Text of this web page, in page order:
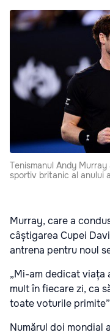
Tenismanul Andy
sportiv britanic al anului
Murray, care a
câștigarea Cupei
antrena pentru noul
„Mi-am dedicat
mult în fiecare zi, ca
toate voturile
Numărul doi mondial